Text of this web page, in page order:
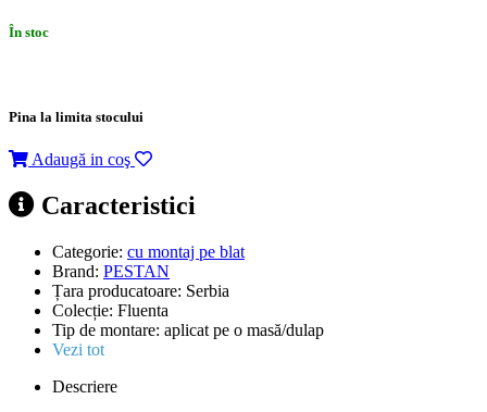
În stoc
Pina la limita stocului
Adaugă in coş
Caracteristici
Categorie: cu montaj pe blat
Brand: PESTAN
Țara producatoare: Serbia
Colecție: Fluenta
Tip de montare: aplicat pe o masă/dulap
Vezi tot
Descriere